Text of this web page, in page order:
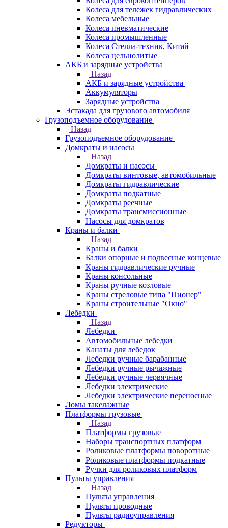
Колеса для тележек гидравлических
Колеса мебельные
Колеса пневматические
Колеса промышленные
Колеса Стелла-техник, Китай
Колеса цельнолитые
АКБ и зарядные устройства
Назад
АКБ и зарядные устройства
Аккумуляторы
Зарядные устройства
Эстакада для грузового автомобиля
Грузоподъемное оборудование
Назад
Грузоподъемное оборудование
Домкраты и насосы
Назад
Домкраты и насосы
Домкраты винтовые, автомобильные
Домкраты гидравлические
Домкраты подкатные
Домкраты реечные
Домкраты трансмиссионные
Насосы для домкратов
Краны и балки
Назад
Краны и балки
Балки опорные и подвесные концевые
Краны гидравлические ручные
Краны консольные
Краны ручные козловые
Краны стреловые типа "Пионер"
Краны строительные "Окно"
Лебедки
Назад
Лебедки
Автомобильные лебедки
Канаты для лебедок
Лебедки ручные барабанные
Лебедки ручные рычажные
Лебедки ручные червячные
Лебедки электрические
Лебедки электрические переносные
Ломы такелажные
Платформы грузовые
Назад
Платформы грузовые
Наборы транспортных платформ
Роликовые платформы поворотные
Роликовые платформы подкатные
Ручки для роликовых платформ
Пульты управления
Назад
Пульты управления
Пульты проводные
Пульты радиоуправления
Редукторы